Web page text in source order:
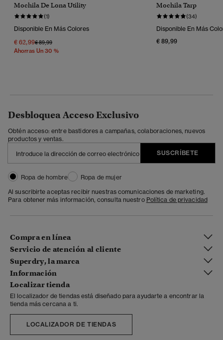
Mochila De Lona Utility
(1)
Disponible En Más Colores
€ 62,99Precio Rebajado De
€ 89,99A
Ahorras Un 30 %
Mochila Tarp
(34)
Disponible En Más
€ 89,99
Desbloquea Acceso Exclusivo
Obtén acceso: entre bastidores a campañas, colaboraciones, nuevos
productos y ventas.
SUSCRÍBETE
Ropa de hombre
Ropa de mujer
Al suscribirte aceptas recibir nuestras comunicaciones de marketing.
Para obtener más información, consulta nuestro Política de privacidad
Compra en línea
Servicio de atención al cliente
Superdry, la marca
Información
Localizar tienda
El localizador de tiendas está diseñado para ayudarte a encontrar la
tienda más cercana a ti.
LOCALIZADOR DE TIENDAS